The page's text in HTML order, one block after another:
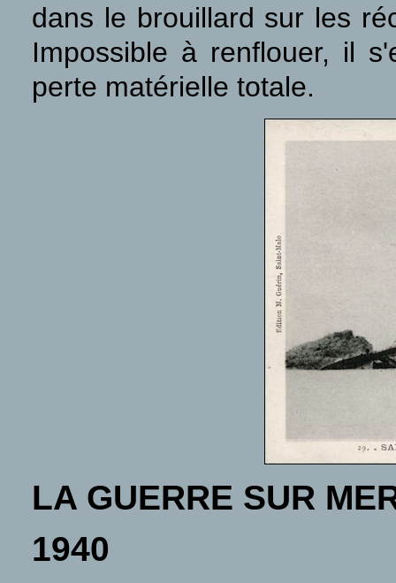
dans le brouillard sur les
Impossible à renflouer, il
perte matérielle totale.
LA GUERRE SUR
1940